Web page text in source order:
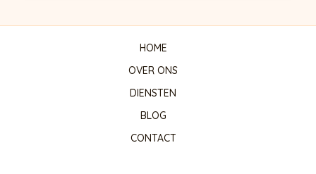
HOME
OVER ONS
DIENSTEN
BLOG
CONTACT